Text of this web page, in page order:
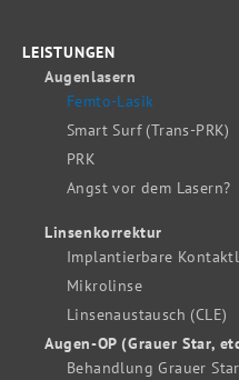
LEISTUNGEN
Augenlasern
Femto-Lasik
Smart Surf (Trans-PRK)
PRK
Angst vor dem Lasern?
Linsenkorrektur
Implantierbare
Mikrolinse
Linsenaustausch (CLE)
Augen-OP (Grauer Star,
Behandlung Grauer